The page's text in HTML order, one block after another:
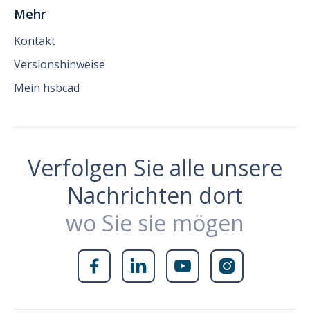
Mehr
Kontakt
Versionshinweise
Mein hsbcad
Verfolgen Sie alle unsere
Nachrichten dort
wo Sie sie mögen
   